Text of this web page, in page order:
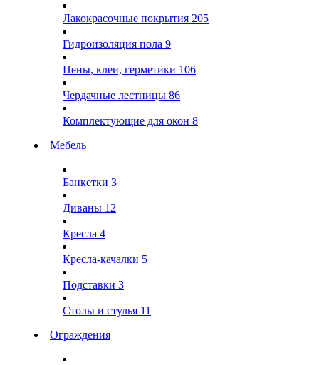
Лакокрасочные покрытия 205
Гидроизоляция пола 9
Пены, клеи, герметики 106
Чердачные лестницы 86
Комплектующие для окон 8
Мебель
Банкетки 3
Диваны 12
Кресла 4
Кресла-качалки 5
Подставки 3
Столы и стулья 11
Ограждения